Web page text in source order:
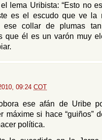
lema Uribista: “Esto no
es el escudo que ve la
ese collar de plumas
que él es un varón muy
09:24 COT
ese afán de Uribe
máxime si hace “guiños”
política.